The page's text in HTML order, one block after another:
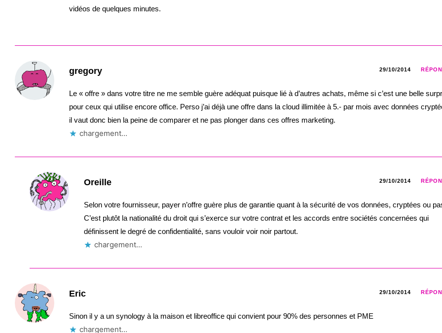
vidéos de quelques minutes.
gregory 29/10/2014
Le « offre » dans votre titre ne me semble guère adéquat puisque lié à d’autres achats, même si c’est une belle
pour ceux qui utilise encore office. Perso j’ai déjà une offre dans la cloud illimitée à 5.- par mois avec données
il vaut donc bien la peine de comparer et ne pas plonger dans ces offres marketing.
chargement…
Oreille 29/10/2014
Selon votre fournisseur, payer n’offre guère plus de garantie quant à la sécurité de vos données, cryptées ou
C’est plutôt la nationalité du droit qui s’exerce sur votre contrat et les accords entre sociétés concernées qui
définissent le degré de confidentialité, sans vouloir voir noir partout.
chargement…
Eric 29/10/2014
Sinon il y a un synology à la maison et libreoffice qui convient pour 90% des personnes et PME
chargement…